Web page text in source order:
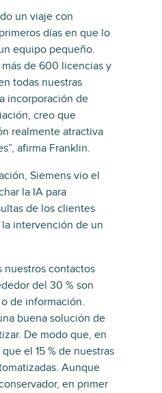
un viaje con
días en que lo
equipo pequeño.
de 600 licencias y
todas nuestras
incorporación de
creo que
realmente atractiva
afirma Franklin.
Siemens vio el
la IA para
de los clientes
intervención de un
nuestros contactos
del 30 % son
de información.
buena solución de
De modo que, en
el 15 % de nuestras
Aunque
en primer